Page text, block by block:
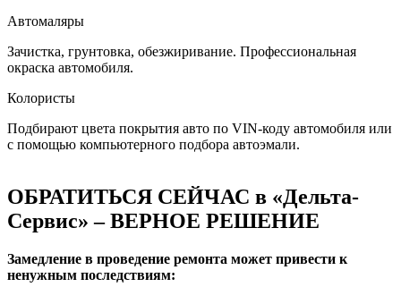
Автомаляры
Зачистка, грунтовка, обезжиривание. Профессиональная
окраска автомобиля.
Колористы
Подбирают цвета покрытия авто по VIN-коду автомобиля или
с помощью компьютерного подбора автоэмали.
ОБРАТИТЬСЯ СЕЙЧАС в «Дельта-
Сервис» – ВЕРНОЕ РЕШЕНИЕ
Замедление в проведение ремонта может привести к
ненужным последствиям: